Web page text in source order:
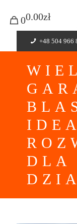
+48 504 966
00.00zł
DLA